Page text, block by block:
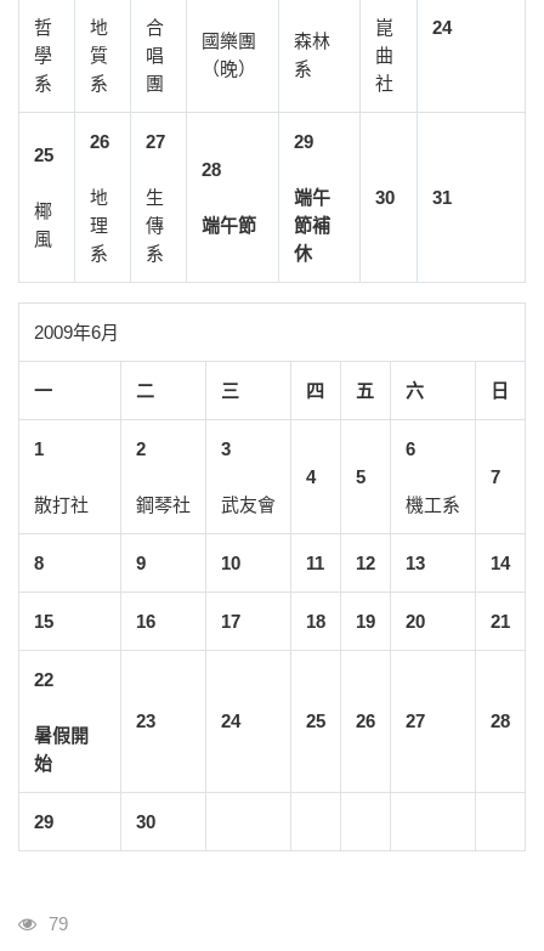
哲
學
系
地
質
系
合
唱
團
國樂團
（晚）
森林
系
崑
曲
社
24
25
椰
風
26
地
理
系
27
生
傳
系
28
端午節
29
端午
節補
休
30 31
2009年6月
一 二 三 四 五 六 日
1
散打社
2
鋼琴社
3
武友會
4 5
6
機工系
7
8 9 10 11 12 13 14
15 16 17 18 19 20 21
22
暑假開
始
23 24 25 26 27 28
29 30
瀏覽人次
79